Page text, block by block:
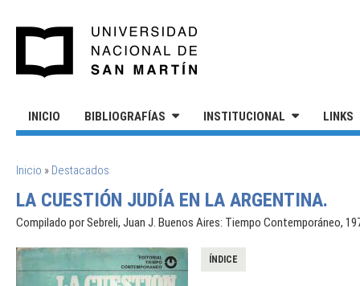
INICIO BIBLIOGRAFÍAS INSTITUCIONAL LINKS
SE ENCUENTRA USTED AQUÍ
Inicio » Destacados
LA CUESTIÓN JUDÍA EN LA ARGENTINA.
Compilado por Sebreli, Juan J. Buenos Aires: Tiempo Contemporáneo,
ÍNDICE